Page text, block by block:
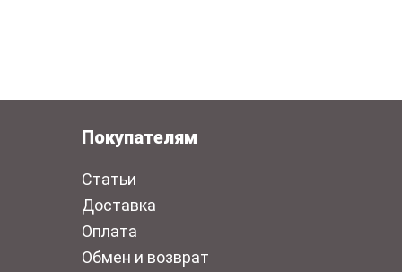
Покупателям
Статьи
Доставка
Оплата
Обмен и возврат